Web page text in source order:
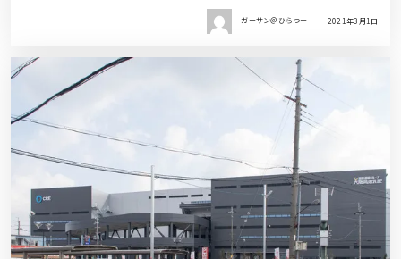
ガーサン＠ひらつー 2021年3月1日